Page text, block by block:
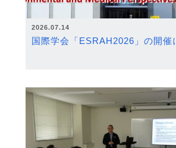
2026.07.14
国際学会「ESRAH2026」の開催